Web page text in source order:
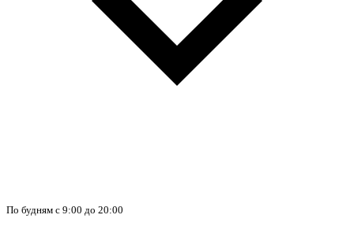
По будням с 9:00 до 20:00